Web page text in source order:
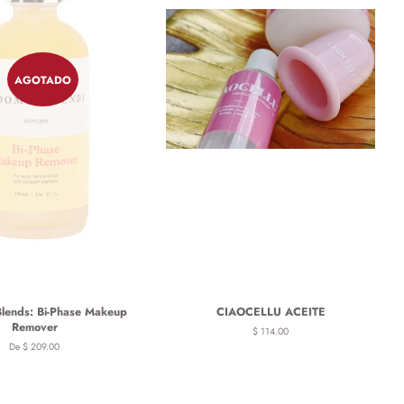
AGOTADO
Bi-Phase Makeup
Remover
De $ 209.00
CIAOCELLU ACEITE
Precio
$ 114.00